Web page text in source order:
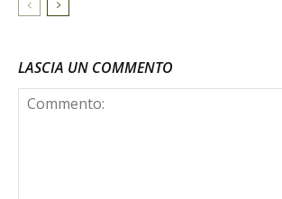
LASCIA UN COMMENTO